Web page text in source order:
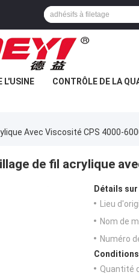
L'USINE CONTRÔLE DE LA
Avec Viscosité CPS 4000-
de fil acrylique
Détails
Lieu
Nom de
Numéro
Quantité